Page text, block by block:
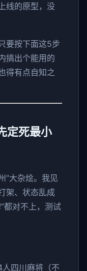
线的原型，没
要按下面这5步
搞出个能用的
得有点自知之
定死最小
”大杂烩。我见
架、状态乱成
都对不上，测试
四川麻将（不